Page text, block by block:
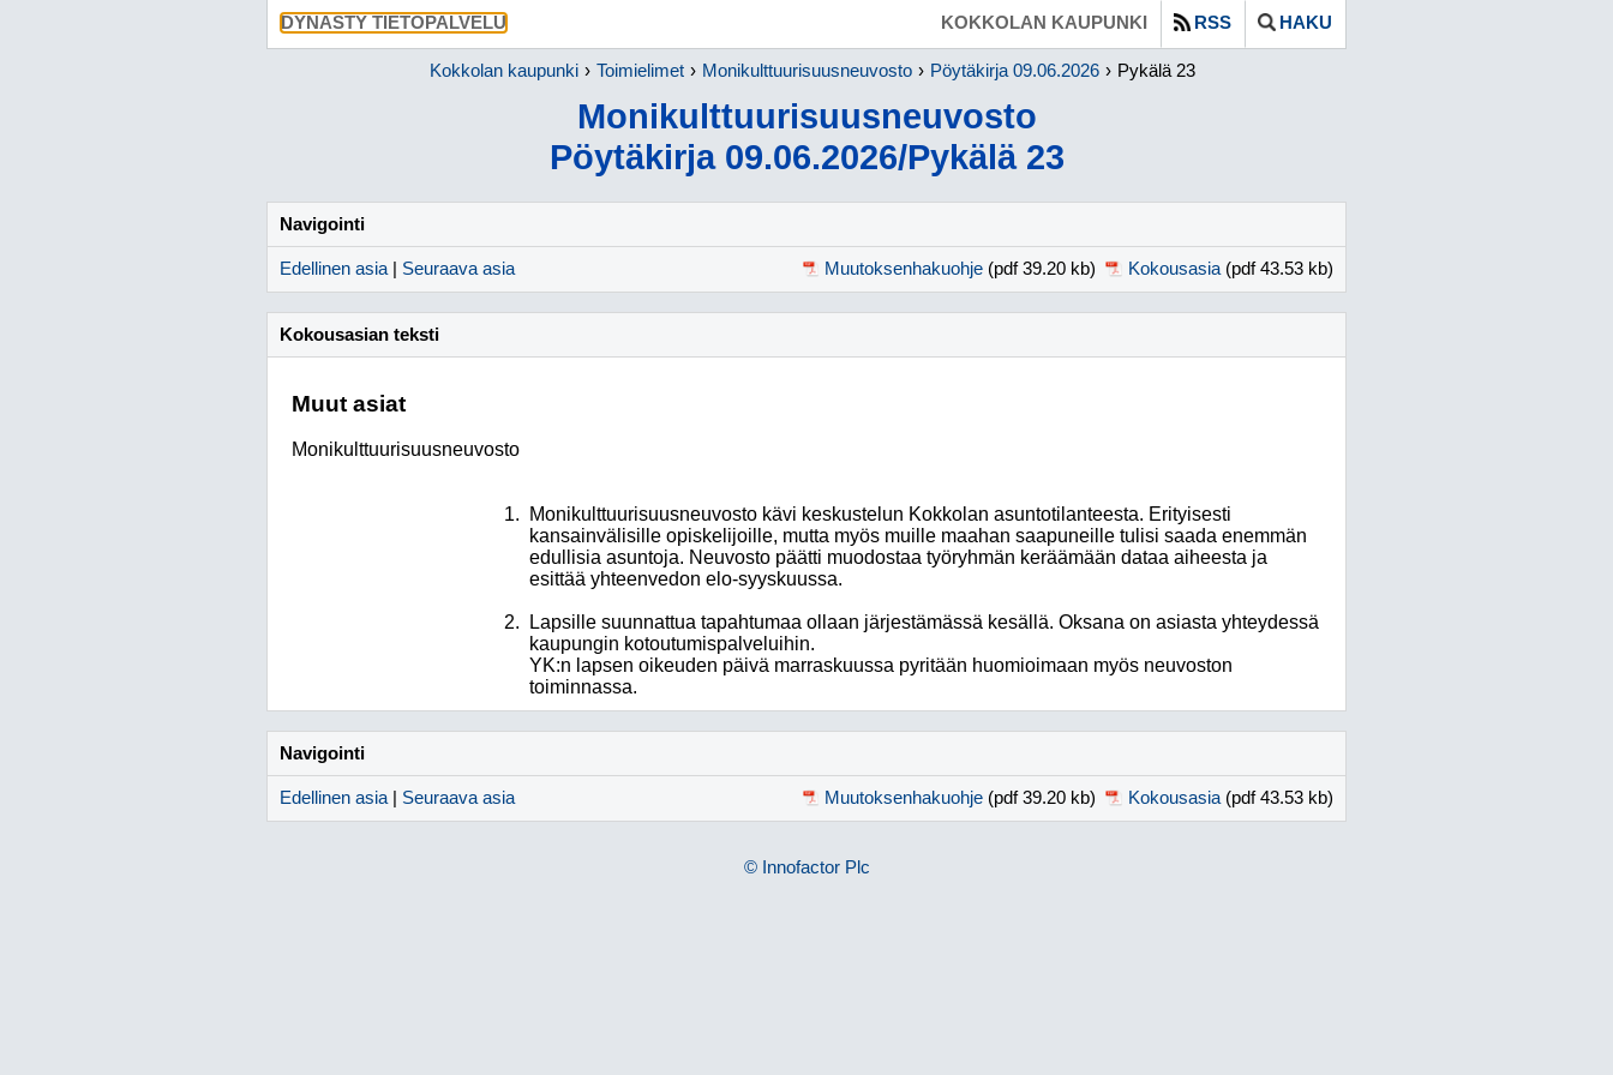
DYNASTY TIETOPALVELU SIIRRY SUORAAN PÄÄSISÄLTÖÖNKOKKOLAN KAUPUNKI RSS HAKU
Kokkolan kaupunki Toimielimet Monikulttuurisuusneuvosto Pöytäkirja 09.06.2026 Pykälä 23
Monikulttuurisuusneuvosto
Pöytäkirja 09.06.2026/Pykälä 23
Navigointi
Edellinen asia Seuraava asia Muutoksenhakuohje (pdf 39.20 kb) Kokousasia (pdf 43.53 kb)
Kokousasian teksti
Muut asiat
Monikulttuurisuusneuvosto
Monikulttuurisuusneuvosto kävi keskustelun Kokkolan asuntotilanteesta. Erityisesti
kansainvälisille opiskelijoille, mutta myös muille maahan saapuneille tulisi saada enemmän
edullisia asuntoja. Neuvosto päätti muodostaa työryhmän keräämään dataa aiheesta ja
esittää yhteenvedon elo-syyskuussa.
Lapsille suunnattua tapahtumaa ollaan järjestämässä kesällä. Oksana on asiasta yhteydessä
kaupungin kotoutumispalveluihin.
YK:n lapsen oikeuden päivä marraskuussa pyritään huomioimaan myös neuvoston
toiminnassa.
Navigointi
Edellinen asia Seuraava asia Muutoksenhakuohje (pdf 39.20 kb) Kokousasia (pdf 43.53 kb)
© Innofactor Plc